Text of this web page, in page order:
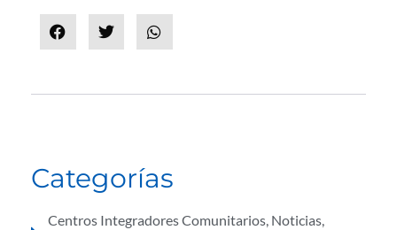
Categorías
Centros Integradores Comunitarios, Noticias,